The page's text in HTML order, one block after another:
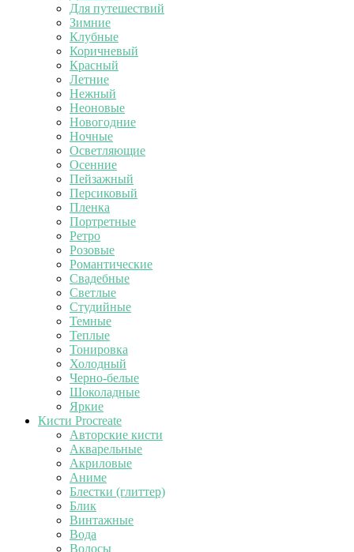
Для путешествий
Зимние
Клубные
Коричневый
Красный
Летние
Нежный
Неоновые
Новогодние
Ночные
Осветляющие
Осенние
Пейзажный
Персиковый
Пленка
Портретные
Ретро
Розовые
Романтические
Свадебные
Светлые
Студийные
Темные
Теплые
Тонировка
Холодный
Черно-белые
Шоколадные
Яркие
Кисти Procreate
Авторские кисти
Акварельные
Акриловые
Аниме
Блестки (глиттер)
Блик
Винтажные
Вода
Волосы